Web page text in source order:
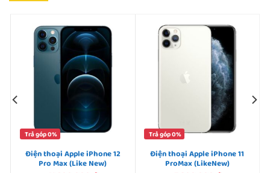
Trả góp 0%
Điện thoại Apple iPhone 12
Pro Max (Like New)
Trả góp 0%
Điện thoại Apple iPhone 11
ProMax (LikeNew)